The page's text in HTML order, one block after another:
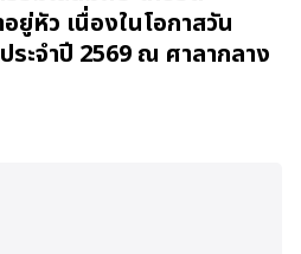
ยู่หัว เนื่องในโอกาสวัน
ะจำปี 2569 ณ ศาลากลาง